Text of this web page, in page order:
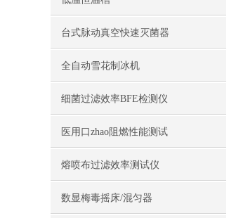
台式脉动真空快速灭菌器
全自动雪花制冰机
细菌过滤效率BFE检测仪
医用口zhao阻燃性能测试
熔喷布过滤效率测试仪
数显梅毒摇床/混匀器